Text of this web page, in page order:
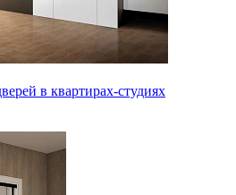
в квартирах-студиях